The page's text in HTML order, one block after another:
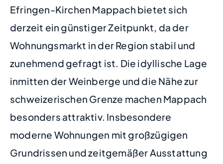
Efringen-Kirchen Mappach bietet sich
derzeit ein günstiger Zeitpunkt, da der
Wohnungsmarkt in der Region stabil und
zunehmend gefragt ist. Die idyllische Lage
inmitten der Weinberge und die Nähe zur
schweizerischen Grenze machen Mappach
besonders attraktiv. Insbesondere
moderne Wohnungen mit großzügigen
Grundrissen und zeitgemäßer Ausstattung